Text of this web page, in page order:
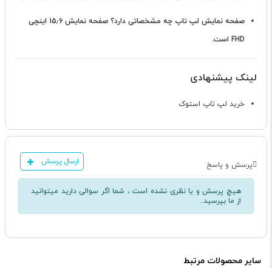
صفحه نمایش لپ تاپ چه مشخصاتی دارد؟
صفحه نمایش 15٫6 اینچی
FHD است.
لینک پیشنهادی
خرید لپ تاپ استوک
پرسش و پاسخ ارسال پرسش
هیچ پرسش و یا نظری نشده است ، شما اگر سوالی دارید میتوانید
از ما بپرسید..
سایر محصولات مرتبط